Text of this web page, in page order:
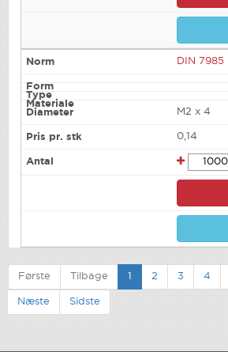
DIN 7985
M2 x 4
0,14
Første Tilbage 1 2 3 4
Næste Sidste